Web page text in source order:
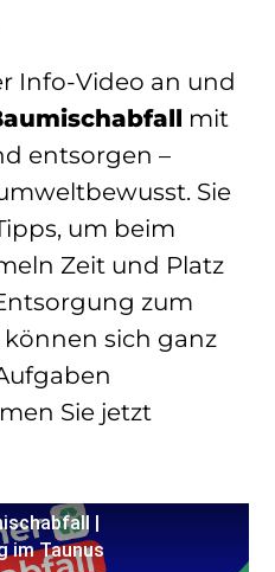
Info-Video an und
mit
entsorgen –
Sie
um beim
Zeit und Platz
zum
sich ganz
Sie jetzt
|
im Taunus